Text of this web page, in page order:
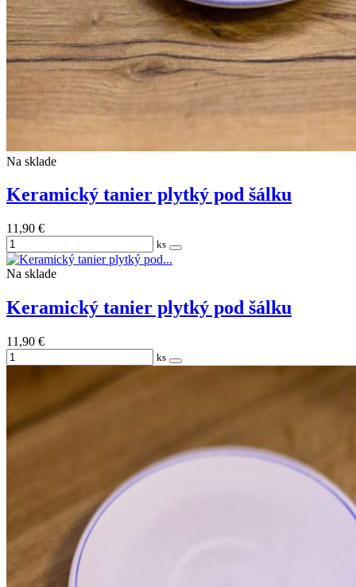
Na sklade
Keramický tanier plytký pod šálku
11,90 €
ks
Na sklade
Keramický tanier plytký pod šálku
11,90 €
ks